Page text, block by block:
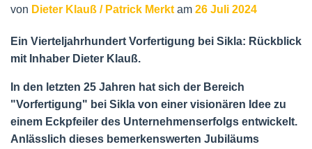
von Dieter Klauß / Patrick Merkt am 26 Juli 2024
Ein Vierteljahrhundert Vorfertigung bei Sikla: Rückblick
mit Inhaber Dieter Klauß.
In den letzten 25 Jahren hat sich der Bereich
"Vorfertigung" bei Sikla von einer visionären Idee zu
einem Eckpfeiler des Unternehmenserfolgs entwickelt.
Anlässlich dieses bemerkenswerten Jubiläums